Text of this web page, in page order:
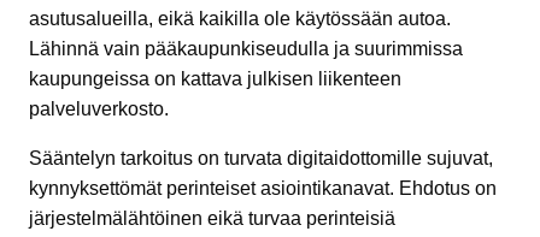
asutusalueilla, eikä kaikilla ole käytössään autoa.
Lähinnä vain pääkaupunkiseudulla ja suurimmissa
kaupungeissa on kattava julkisen liikenteen
palveluverkosto.
Sääntelyn tarkoitus on turvata digitaidottomille sujuvat,
kynnyksettömät perinteiset asiointikanavat. Ehdotus on
järjestelmälähtöinen eikä turvaa perinteisiä